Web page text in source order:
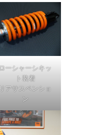
ーシャーシキッ
ト装着
リアサスペンショ
ン